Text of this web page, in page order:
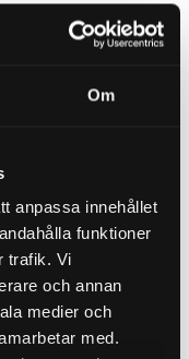
Om
anpassa innehållet
funktioner
trafik. Vi
och annan
medier och
med.